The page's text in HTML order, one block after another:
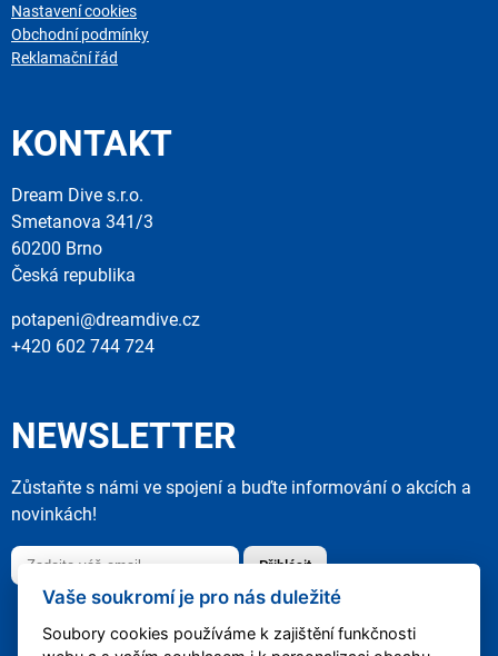
Nastavení cookies
Obchodní podmínky
Reklamační řád
KONTAKT
Dream Dive s.r.o.
Smetanova 341/3
60200 Brno
Česká republika
potapeni@dreamdive.cz
+420 602 744 724
NEWSLETTER
Zůstaňte s námi ve spojení a buďte informování o akcích a
novinkách!
Přihlásit
web created by
Vaše soukromí je pro nás duležité
Soubory cookies používáme k zajištění funkčnosti